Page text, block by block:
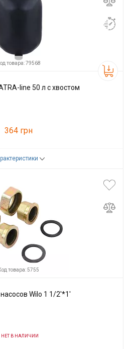
товара: 79568
line 50 л с хвостом
364 грн
товара: 5755
Wilo 1 1/2'*1'
НЕТ В НАЛИЧИИ